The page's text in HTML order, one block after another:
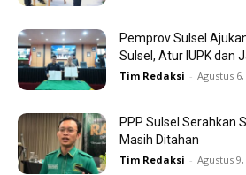
Pemprov Sulsel
Sulsel, Atur IUPK dan
Tim Redaksi - Agustus 6,
PPP Sulsel Serahkan
Masih Ditahan
Tim Redaksi - Agustus 9,